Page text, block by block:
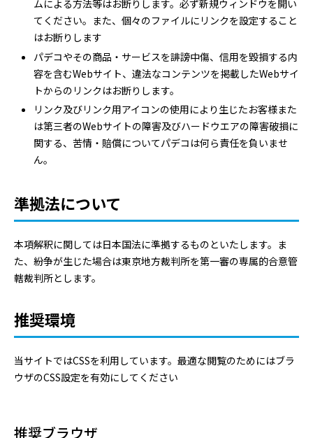
ムによる方法等はお断りします。必ず新規ウィンドウを開い
てください。また、個々のファイルにリンクを設定すること
はお断りします
パデコやその商品・サービスを誹謗中傷、信用を毀損する内
容を含むWebサイト、違法なコンテンツを掲載したWebサイ
トからのリンクはお断りします。
リンク及びリンク用アイコンの使用により生じたお客様また
は第三者のWebサイトの障害及びハードウエアの障害破損に
関する、苦情・賠償についてパデコは何ら責任を負いませ
ん。
準拠法について
本項解釈に関しては日本国法に準拠するものといたします。ま
た、紛争が生じた場合は東京地方裁判所を第一審の専属的合意管
轄裁判所とします。
推奨環境
当サイトではCSSを利用しています。最適な閲覧のためにはブラ
ウザのCSS設定を有効にしてください
推奨ブラウザ